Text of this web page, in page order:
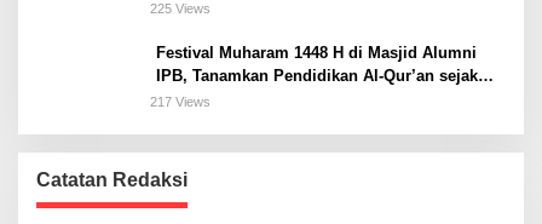
225 Views
Festival Muharam 1448 H di Masjid Alumni
IPB, Tanamkan Pendidikan Al-Qur’an sejak
Dini dan Siapkan Generasi Islami
217 Views
Catatan Redaksi